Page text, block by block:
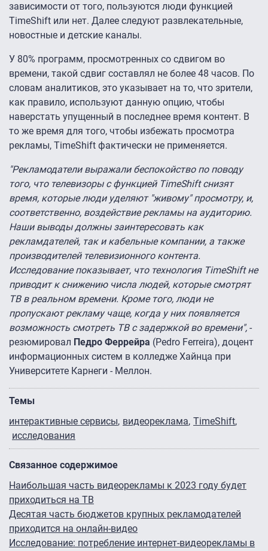
зависимости от того, пользуются люди функцией
TimeShift или нет. Далее следуют развлекательные,
новостные и детские каналы.
У 80% программ, просмотренных со сдвигом во
времени, такой сдвиг составлял не более 48 часов. По
словам аналитиков, это указывает на то, что зрители,
как правило, используют данную опцию, чтобы
наверстать упущенный в последнее время контент. В
то же время для того, чтобы избежать просмотра
рекламы, TimeShift фактически не применяется.
"Рекламодатели выражали беспокойство по поводу
того, что телевизоры с функцией TimeShift снизят
время, которые люди уделяют "живому" просмотру, и,
соответственно, воздействие рекламы на аудиторию.
Наши выводы должны заинтересовать как
рекламдателей, так и кабельные компании, а также
производителей телевизионного контента.
Исследование показывает, что технология TimeShift не
приводит к снижению числа людей, которые смотрят
ТВ в реальном времени. Кроме того, люди не
пропускают рекламу чаще, когда у них появляется
возможность смотреть ТВ с задержкой во времени", -
резюмировал Педро Феррейра (Pedro Ferreira), доцент
информационных систем в колледже Хайнца при
Университете Карнеги - Меллон.
Темы
интерактивные сервисы видеореклама TimeShift
исследования
Связанное содержимое
Наибольшая часть видеорекламы к 2023 году будет
приходиться на ТВ
Десятая часть бюджетов крупных рекламодателей
приходится на онлайн-видео
Исследование: потребление интернет-видеорекламы в